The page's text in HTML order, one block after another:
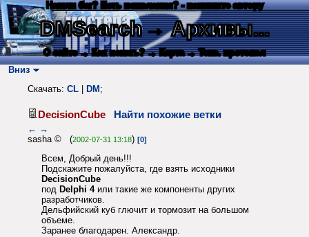
Нашли баг? Есть пожелания? - напишите автору
DMSearch→ Архивы...
О сайте → Как искать? → Карта → Текс. протокол
Вниз
Скачать: CL DM ;
DecisionCube Найти похожие ветки
← →
sasha © (2002-07-31 13:18) [0]
Всем, Добрый день!!!
Подскажите пожалуйста, где взять исходники
DecisionCube
под Delphi 4или такие же компоненты других
разработчиков.
Дельфийский куб глючит и тормозит на большом
объеме.
Заранее благодарен. Александр.